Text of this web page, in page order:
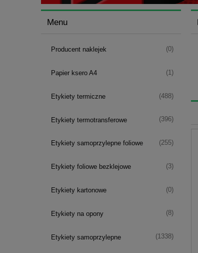
Menu
Producent naklejek (0)
Papier ksero A4 (1)
Etykiety termiczne (488)
Etykiety termotransferowe (396)
Etykiety samoprzylepne foliowe (255)
Etykiety foliowe bezklejowe (3)
Etykiety kartonowe (0)
Etykiety na opony (8)
Etykiety samoprzylepne (1338)